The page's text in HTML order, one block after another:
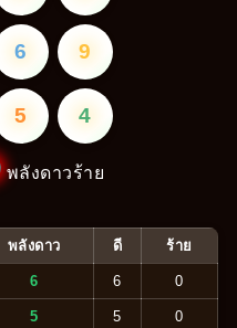
6 9
5 4
พลังดาวร้าย
พลังดาว ดี ร้าย
6 6 0
5 5 0